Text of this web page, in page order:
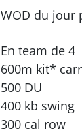
WOD du jour
En team de 4
600m kit*
500 DU
400 kb swing
300 cal row